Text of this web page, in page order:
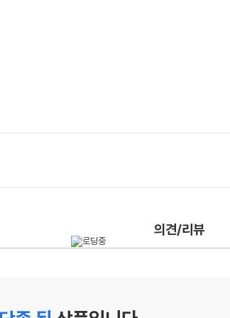
의견/리뷰